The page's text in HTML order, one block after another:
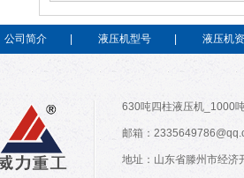
公司简介 液压机型号 液压机
630吨四柱液压机_1000
邮箱：
地址：山东省滕州市经济